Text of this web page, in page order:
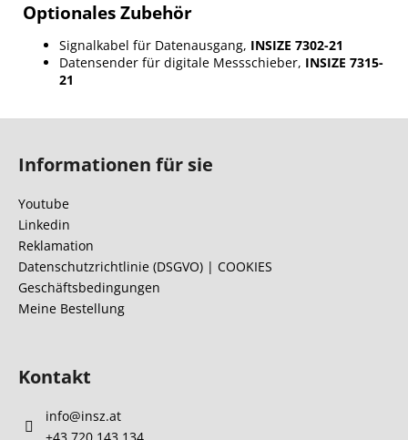
Optionales Zubehör
Signalkabel für Datenausgang, INSIZE 7302-21
Datensender für digitale Messschieber, INSIZE 7315-
21
Informationen für sie
Youtube
Linkedin
Reklamation
Datenschutzrichtlinie (DSGVO) | COOKIES
Geschäftsbedingungen
Meine Bestellung
Kontakt
info@insz.at